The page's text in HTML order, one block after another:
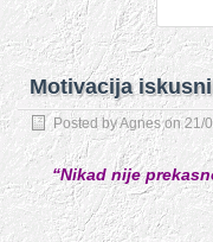
Motivacija
Posted byAgneson21/
“Nikad nije